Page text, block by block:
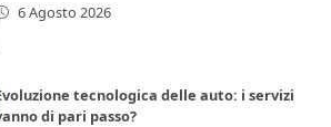
6 Agosto 2026
tecnologica delle auto: i servizi
di pari passo?